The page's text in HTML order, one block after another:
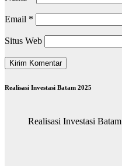
Email *
Situs Web
Realisasi Investasi Batam 2025
Realisasi Investasi Batam